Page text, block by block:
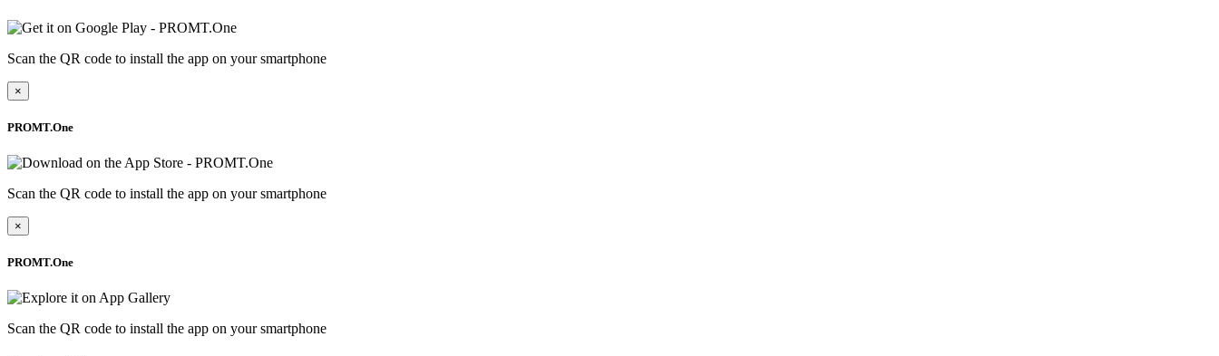
Scan the QR code to install the app on your smartphone
×
PROMT.One
Scan the QR code to install the app on your smartphone
×
PROMT.One
Scan the QR code to install the app on your smartphone